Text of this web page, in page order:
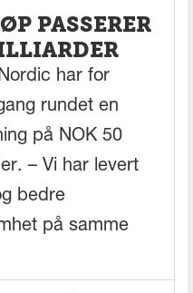
PASSERER
har for
rundet en
på NOK 50
– Vi har levert
bedre
på samme